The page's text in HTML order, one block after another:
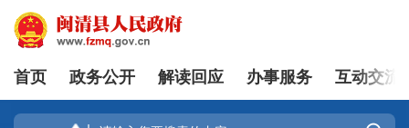
登录
首页 政务公开 解读回应 办事服务 互动交流